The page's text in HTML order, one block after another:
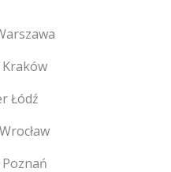
Łódź